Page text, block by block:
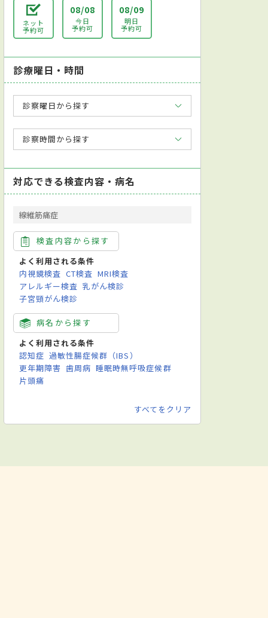
ネット
予約可
08/08
今日
予約可
08/09
明日
予約可
診療曜日・時間
診察曜日から探す
診察時間から探す
対応できる検査内容・病名
線維筋痛症
検査内容から探す
よく利用される条件
内視鏡検査 CT検査 MRI検査
アレルギー検査 乳がん検診
子宮頸がん検診
病名から探す
よく利用される条件
認知症 過敏性腸症候群（IBS）
更年期障害 歯周病 睡眠時無呼吸症候群
片頭痛
すべてをクリア